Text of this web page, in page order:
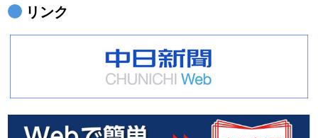
事
リンク